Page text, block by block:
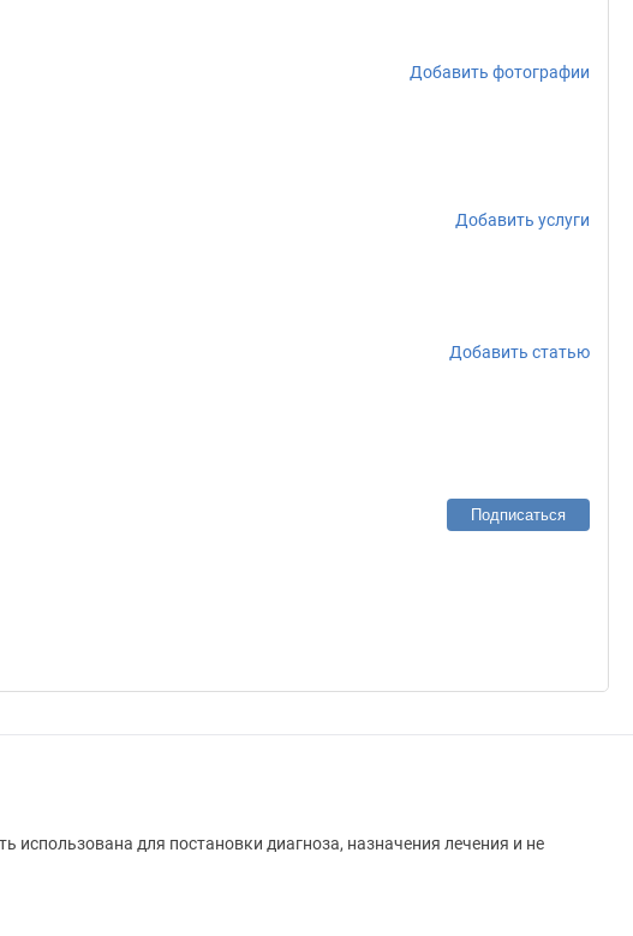
Добавить фотографии
Добавить услуги
Добавить статью
Подписаться
использована для постановки диагноза, назначения лечения и не